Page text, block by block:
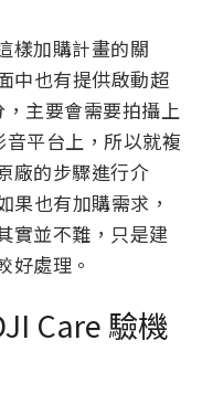
樣加購計畫的關
中也有提供啟動超
主要會需要拍攝上
平台上，所以就複
廠的步驟進行介
果也有加購需求，
實並不難，只是建
好處理。
Care 驗機